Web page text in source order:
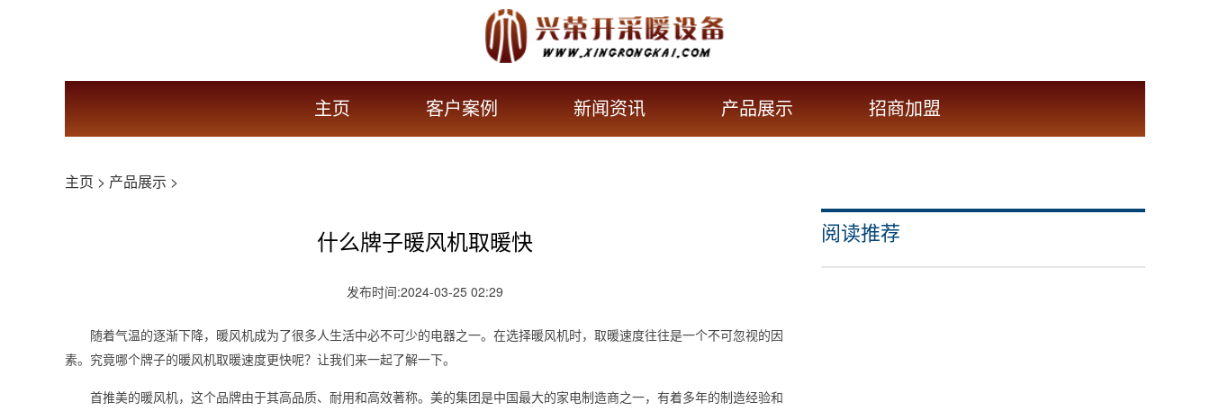
主页 客户案例 新闻资讯 产品展示 招商加盟
主页 > 产品展示 >
什么牌子暖风机取暖快
发布时间:2024-03-25 02:29
随着气温的逐渐下降，暖风机成为了很多人生活中必不可少的电器之一。在选择暖风机时，取暖速度往往是一个不可忽视的因
素。究竟哪个牌子的暖风机取暖速度更快呢？让我们来一起了解一下。
首推美的暖风机，这个品牌由于其高品质、耐用和高效著称。美的集团是中国最大的家电制造商之一，有着多年的制造经验和
阅读推荐